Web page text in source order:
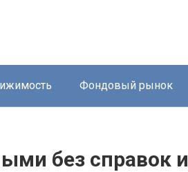
Фондовый рынок
без справок и